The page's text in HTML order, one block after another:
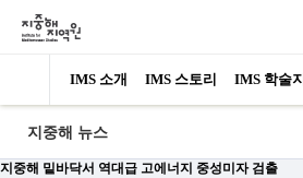
IMS 소개 IMS 스토리 IMS 학술지
지중해 뉴스
지중해 밑바닥서 역대급 고에너지 중성미자 검출